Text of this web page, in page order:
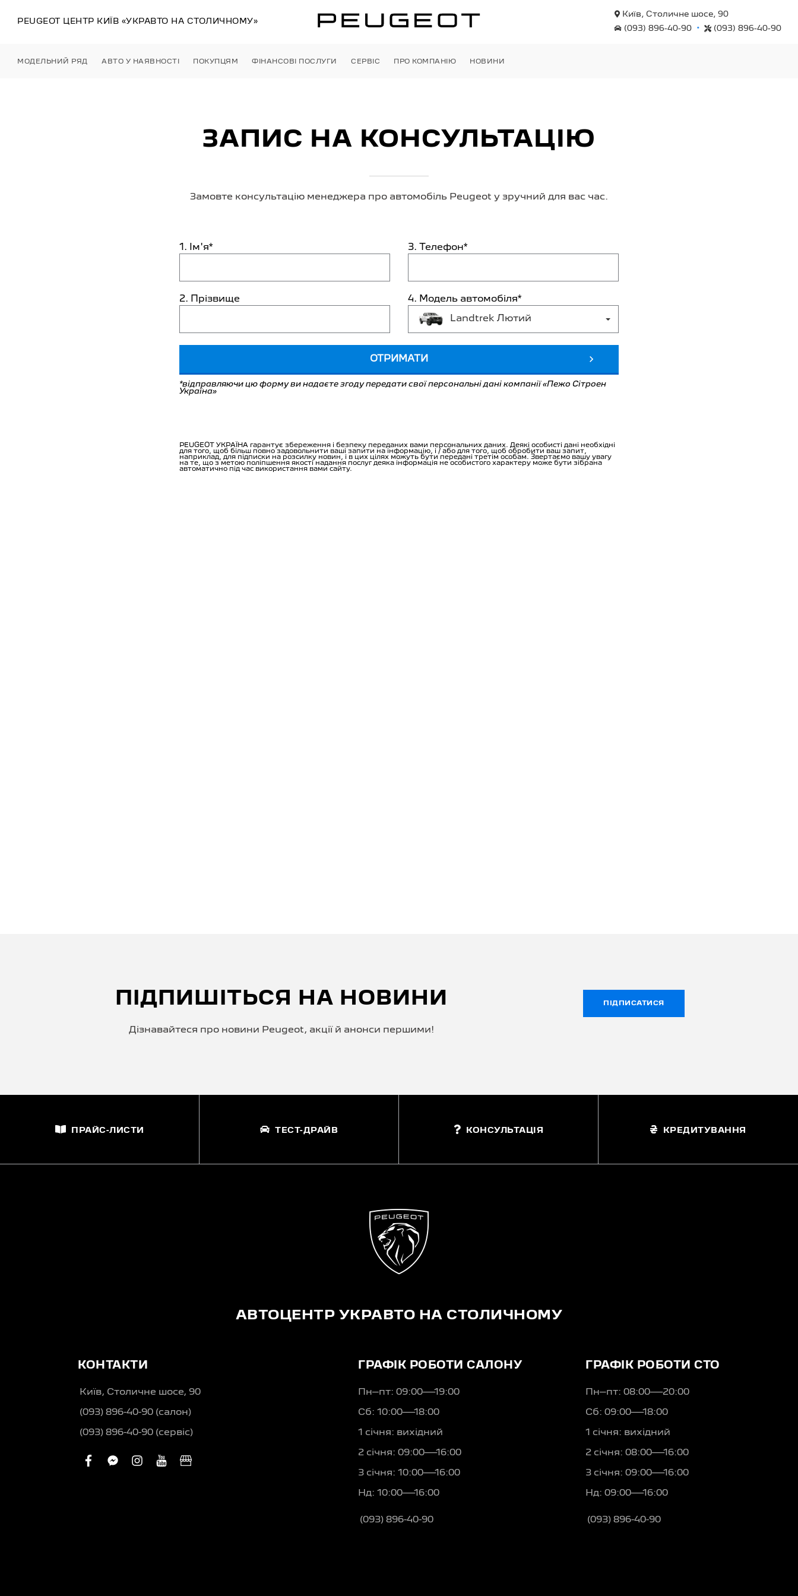
PEUGEOT ЦЕНТР КИЇВ «УКРАВТО НА СТОЛИЧНОМУ»
Київ, Столичне шосе, 90
(093) 896-40-90
• (093) 896-40-90
МОДЕЛЬНИЙ РЯД АВТО У НАЯВНОСТІ ПОКУПЦЯМ ФІНАНСОВІ ПОСЛУГИ СЕРВІС ПРО КОМПАНІЮ НОВИНИ
ЗАПИС НА КОНСУЛЬ­ТАЦІЮ
Замовте консультацію менеджера про автомобіль Peugeot у зручний для вас час.
ПІДПИШІТЬСЯ НА НОВИНИ
Дізнавайтеся про новини Peugeot, акції й анонси першими!
ПІДПИСАТИСЯ
ПРАЙС-ЛИСТИ ТЕСТ-ДРАЙВ КОНСУЛЬТАЦІЯ КРЕДИТУВАННЯ
АВТОЦЕНТР УКРАВТО НА СТОЛИЧНОМУ
КОНТАКТИ
Київ, Столичне шосе, 90
(093) 896-40-90 (салон)
(093) 896-40-90 (сервіс)
facebook
facebook-
instagram
youtube
business
ГРАФІК РОБОТИ САЛОНУ
Пн–пт: 09:00—19:00
Сб: 10:00—18:00
1 січня: вихідний
2 січня: 09:00—16:00
3 січня: 10:00—16:00
Нд: 10:00—16:00
(093) 896-40-90
ГРАФІК РОБОТИ СТО
Пн–пт: 08:00—20:00
Сб: 09:00—18:00
1 січня: вихідний
2 січня: 08:00—16:00
3 січня: 09:00—16:00
Нд: 09:00—16:00
(093) 896-40-90